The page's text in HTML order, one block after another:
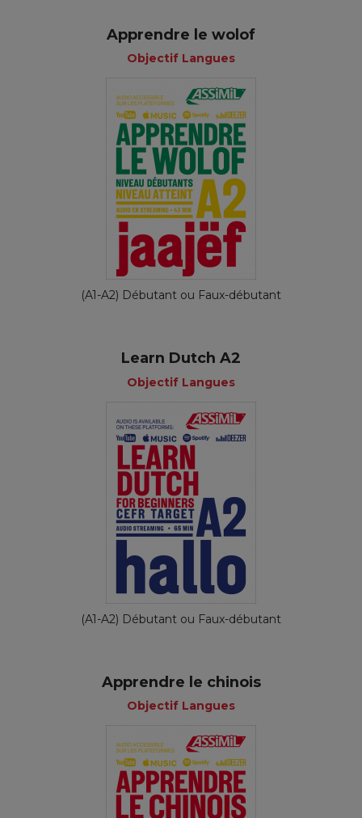
Apprendre le wolof
Objectif Langues
(A1-A2) Débutant ou Faux-débutant
Learn Dutch A2
Objectif Langues
(A1-A2) Débutant ou Faux-débutant
Apprendre le chinois
Objectif Langues